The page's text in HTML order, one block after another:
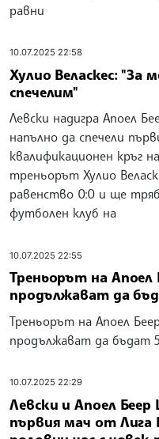
равни
10.07.2025 22:58
Хулио Веласкес: "За
спечелим"
Левски надигра Апоел
напълно да спечели
квалификационен кръг
треньорът Хулио
равенство 0:0 и ще
футболен клуб на
10.07.2025 22:55
Треньорът на
продължават да
Треньорът на Апоел
продължават да бъдат
10.07.2025 22:29
Левски и Апоел Беер
първия мач от Лига